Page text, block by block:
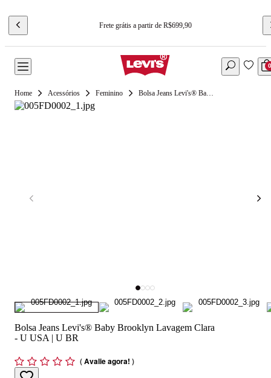
Frete grátis a partir de R$699,90
0
Acessórios Feminino Bolsa Jeans Levi's® Baby Brooklyn Lavagem Clara - U USA | U BR
Bolsa Jeans Levi's® Baby Brooklyn Lavagem Clara
- U USA | U BR
(Avalie agora! )